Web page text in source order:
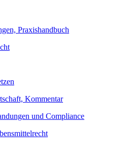
Praxishandbuch
Kommentar
und Compliance